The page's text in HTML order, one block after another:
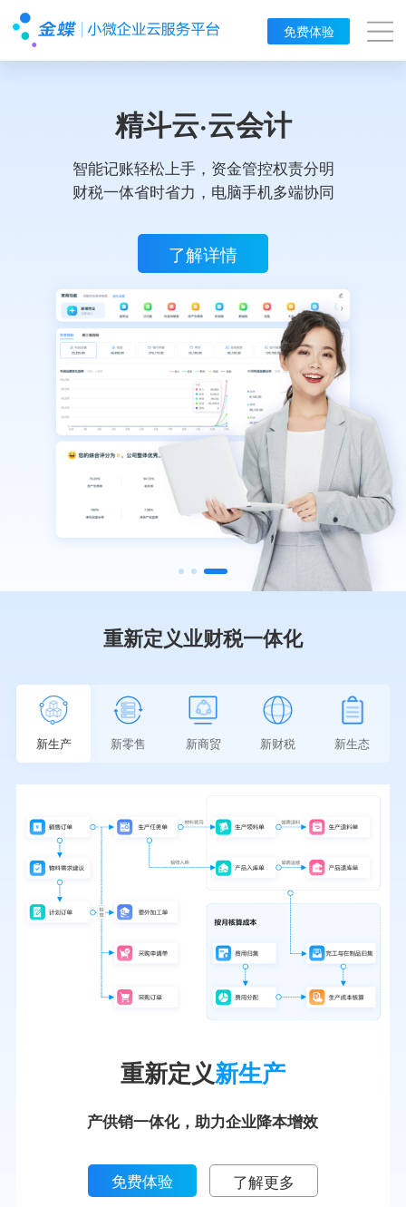
免费体验
精斗云·云会计
智能记账轻松上手，资金管控权责分明
财税一体省时省力，电脑手机多端协同
了解详情
重新定义业财税一体化
新生产 新零售 新商贸 新财税 新生态
重新定义新生产
产供销一体化，助力企业降本增效
免费体验 了解更多